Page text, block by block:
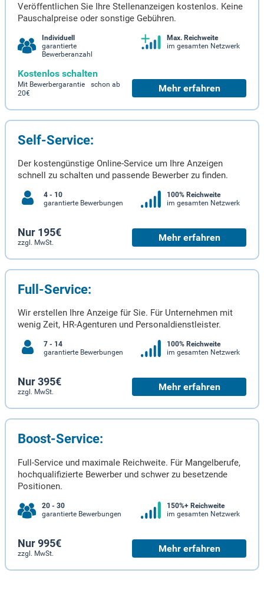
Veröffentlichen Sie Ihre Stellenanzeigen kostenlos. Keine
Pauschalpreise oder sonstige Gebühren.
Individuell
garantierte
Bewerberanzahl
Max. Reichweite
im gesamten Netzwerk
Kostenlos schalten
Mit Bewerbergarantie schon ab
20€
Mehr erfahren
Self-Service:
Der kostengünstige Online-Service um Ihre Anzeigen
schnell zu schalten und passende Bewerber zu finden.
4 - 10
garantierte Bewerbungen
100% Reichweite
im gesamten Netzwerk
Nur 195€
zzgl. MwSt. Mehr erfahren
Full-Service:
Wir erstellen Ihre Anzeige für Sie. Für Unternehmen mit
wenig Zeit, HR-Agenturen und Personaldienstleister.
7 - 14
garantierte Bewerbungen
100% Reichweite
im gesamten Netzwerk
Nur 395€
zzgl. MwSt. Mehr erfahren
Boost-Service:
Full-Service und maximale Reichweite. Für Mangelberufe,
hochqualifizierte Bewerber und schwer zu besetzende
Positionen.
20 - 30
garantierte Bewerbungen
150%+ Reichweite
im gesamten Netzwerk
Nur 995€
zzgl. MwSt. Mehr erfahren